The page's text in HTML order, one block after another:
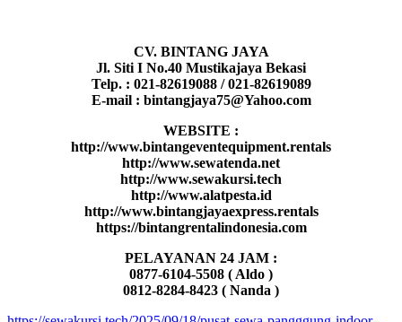
CV. BINTANG JAYA
Jl. Siti I No.40 Mustikajaya Bekasi
Telp. : 021-82619088 / 021-82619089
E-mail : bintangjaya75@Yahoo.com
WEBSITE :
http://www.bintangeventequipment.rentals
http://www.sewatenda.net
http://www.sewakursi.tech
http://www.alatpesta.id
http://www.bintangjayaexpress.rentals
https://bintangrentalindonesia.com
PELAYANAN 24 JAM :
0877-6104-5508 ( Aldo )
0812-8284-8423 ( Nanda )